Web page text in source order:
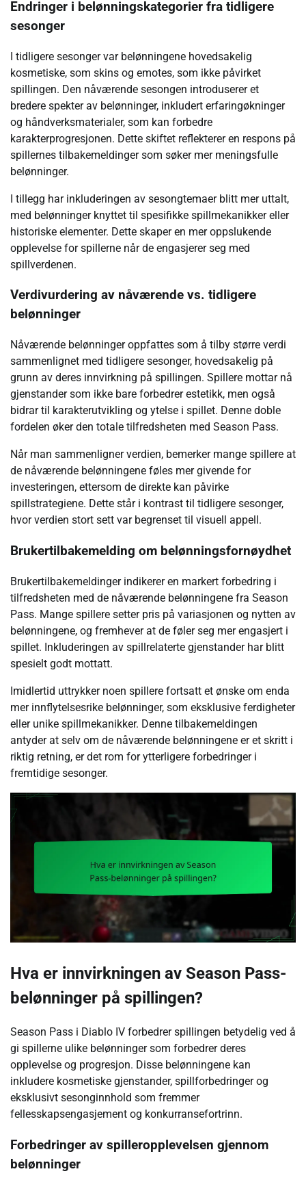
Endringer i belønningskategorier fra tidligere
sesonger
I tidligere sesonger var belønningene hovedsakelig
kosmetiske, som skins og emotes, som ikke påvirket
spillingen. Den nåværende sesongen introduserer et
bredere spekter av belønninger, inkludert erfaringøkninger
og håndverksmaterialer, som kan forbedre
karakterprogresjonen. Dette skiftet reflekterer en respons på
spillernes tilbakemeldinger som søker mer meningsfulle
belønninger.
I tillegg har inkluderingen av sesongtemaer blitt mer uttalt,
med belønninger knyttet til spesifikke spillmekanikker eller
historiske elementer. Dette skaper en mer oppslukende
opplevelse for spillerne når de engasjerer seg med
spillverdenen.
Verdivurdering av nåværende vs. tidligere
belønninger
Nåværende belønninger oppfattes som å tilby større verdi
sammenlignet med tidligere sesonger, hovedsakelig på
grunn av deres innvirkning på spillingen. Spillere mottar nå
gjenstander som ikke bare forbedrer estetikk, men også
bidrar til karakterutvikling og ytelse i spillet. Denne doble
fordelen øker den totale tilfredsheten med Season Pass.
Når man sammenligner verdien, bemerker mange spillere at
de nåværende belønningene føles mer givende for
investeringen, ettersom de direkte kan påvirke
spillstrategiene. Dette står i kontrast til tidligere sesonger,
hvor verdien stort sett var begrenset til visuell appell.
Brukertilbakemelding om belønningsfornøydhet
Brukertilbakemeldinger indikerer en markert forbedring i
tilfredsheten med de nåværende belønningene fra Season
Pass. Mange spillere setter pris på variasjonen og nytten av
belønningene, og fremhever at de føler seg mer engasjert i
spillet. Inkluderingen av spillrelaterte gjenstander har blitt
spesielt godt mottatt.
Imidlertid uttrykker noen spillere fortsatt et ønske om enda
mer innflytelsesrike belønninger, som eksklusive ferdigheter
eller unike spillmekanikker. Denne tilbakemeldingen
antyder at selv om de nåværende belønningene er et skritt i
riktig retning, er det rom for ytterligere forbedringer i
fremtidige sesonger.
Hva er innvirkningen av Season Pass-
belønninger på spillingen?
Season Pass i Diablo IV forbedrer spillingen betydelig ved å
gi spillerne ulike belønninger som forbedrer deres
opplevelse og progresjon. Disse belønningene kan
inkludere kosmetiske gjenstander, spillforbedringer og
eksklusivt sesonginnhold som fremmer
fellesskapsengasjement og konkurransefortrinn.
Forbedringer av spilleropplevelsen gjennom
belønninger